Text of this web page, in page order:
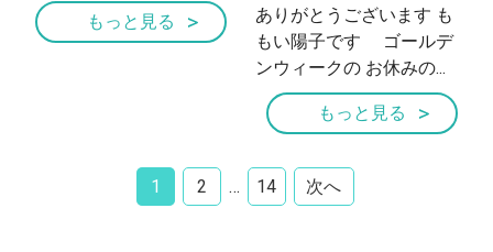
もっと見る
ありがとうございます も
もい陽子です ゴールデ
ンウィークの お休みの...
もっと見る
1 2 … 14 次へ